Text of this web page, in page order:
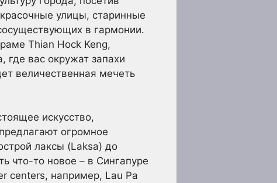
улицы, старинные
в гармонии.
Thian Hock Keng,
где вас окружат запахи
величественная мечеть
искусство,
огромное
лаксы (Laksa) до
что-то новое – в Сингапуре
centers, например, Lau Pa